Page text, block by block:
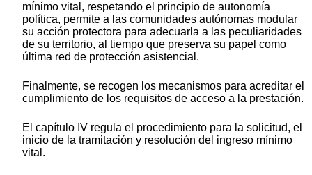
mínimo vital, respetando el principio de autonomía
política, permite a las comunidades autónomas modular
su acción protectora para adecuarla a las peculiaridades
de su territorio, al tiempo que preserva su papel como
última red de protección asistencial.
Finalmente, se recogen los mecanismos para acreditar el
cumplimiento de los requisitos de acceso a la prestación.
El capítulo IV regula el procedimiento para la solicitud, el
inicio de la tramitación y resolución del ingreso mínimo
vital.